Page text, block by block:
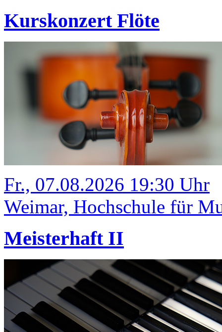
Kurskonzert Flöte
Fr., 07.08.2026 19:30 Uhr
Weimar, Hochschule für
Meisterhaft II